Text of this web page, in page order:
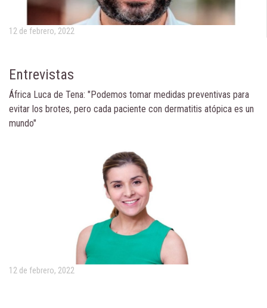
12 de febrero, 2022
Entrevistas
África Luca de Tena: "Podemos tomar medidas preventivas para
evitar los brotes, pero cada paciente con dermatitis atópica es un
mundo"
12 de febrero, 2022